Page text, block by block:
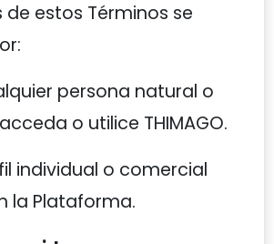
estos Términos se
persona natural o
o utilice THIMAGO.
individual o comercial
la Plataforma.